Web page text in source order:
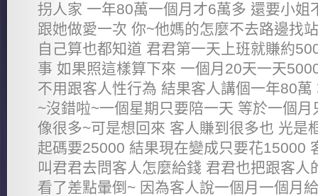
拐人家 一年80萬一個月才6萬多 還要小姐
跟她做愛一次 你~他媽的怎麼不去路邊找
自己算也都知道 君君第一天上班就賺約
事 如果照這樣算下來 一個月20天一天
不用跟客人性行為 結果客人講個一年80
~沒錯啦~一個星期只要陪一天 等於一個
像很多~可是想回來 客人賺到很多也 光是
起碼要25000 結果現在變成只要花15000
叫君君去問客人怎麼給錢 君君也把跟客人
看了差點暈倒~ 因為客人說一個月一個月